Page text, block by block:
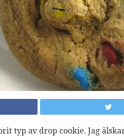
typ av drop cookie. Jag